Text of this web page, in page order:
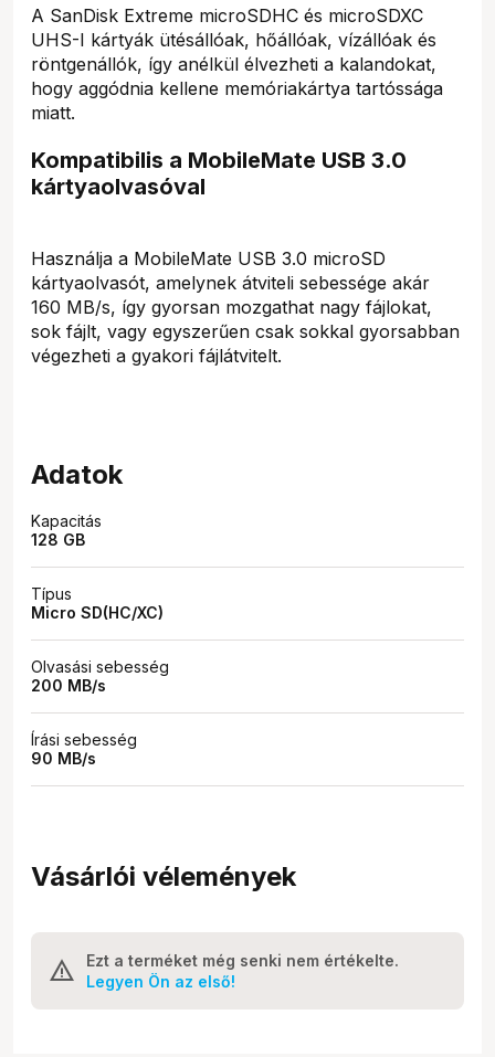
A SanDisk Extreme microSDHC és microSDXC
UHS-I kártyák ütésállóak, hőállóak, vízállóak és
röntgenállók, így anélkül élvezheti a kalandokat,
hogy aggódnia kellene memóriakártya tartóssága
miatt.
Kompatibilis a MobileMate USB 3.0
kártyaolvasóval
Használja a MobileMate USB 3.0 microSD
kártyaolvasót, amelynek átviteli sebessége akár
160 MB/s, így gyorsan mozgathat nagy fájlokat,
sok fájlt, vagy egyszerűen csak sokkal gyorsabban
végezheti a gyakori fájlátvitelt.
Adatok
Kapacitás
128 GB
Típus
Micro SD(HC/XC)
Olvasási sebesség
200 MB/s
Írási sebesség
90 MB/s
Vásárlói vélemények
Ezt a terméket még senki nem értékelte.
Legyen Ön az első!